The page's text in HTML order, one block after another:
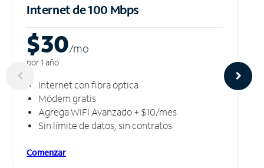
Internet de 100 Mbps
$30/mo
por 1 año
Internet con fibra óptica
Módem gratis
Agrega WiFi Avanzado + $10/mes
Sin límite de datos, sin contratos
Comenzar